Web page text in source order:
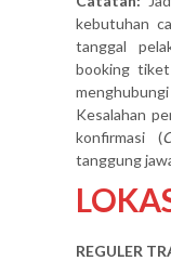
kebutuhan
tanggal
booking
Kesalahan
konfirmasi (
tanggung
REGULER